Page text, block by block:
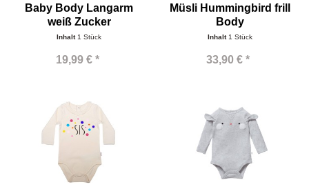
Baby Body Langarm
weiß Zucker
Inhalt 1 Stück
19,99 € *
Müsli Hummingbird frill
Body
Inhalt 1 Stück
33,90 € *